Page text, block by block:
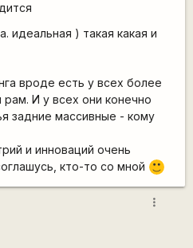
идеальная ) такая какая и
вроде есть у всех более
И у всех они конечно
задние массивные - кому
и инноваций очень
кто-то со мной
:)
more_vert